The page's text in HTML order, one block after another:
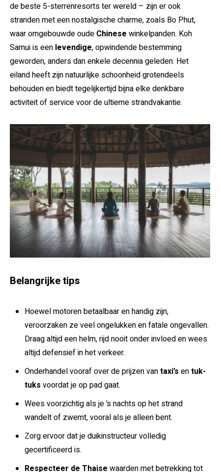
de beste 5-sterrenresorts ter wereld – zijn er ook
stranden met een nostalgische charme, zoals Bo Phut,
waar omgebouwde oude Chinese winkelpanden. Koh
Samui is een levendige, opwindende bestemming
geworden, anders dan enkele decennia geleden. Het
eiland heeft zijn natuurlijke schoonheid grotendeels
behouden en biedt tegelijkertijd bijna elke denkbare
activiteit of service voor de ultieme strandvakantie.
Belangrijke tips
Hoewel motoren betaalbaar en handig zijn,
veroorzaken ze veel ongelukken en fatale ongevallen.
Draag altijd een helm, rijd nooit onder invloed en wees
altijd defensief in het verkeer.
Onderhandel vooraf over de prijzen vantaxi’s entuk-
tuks voordat je op pad gaat.
Wees voorzichtig als je ’s nachts op het strand
wandelt of zwemt, vooral als je alleen bent.
Zorg ervoor dat je duikinstructeur volledig
gecertificeerd is.
Respecteer de Thaise waarden met betrekking tot